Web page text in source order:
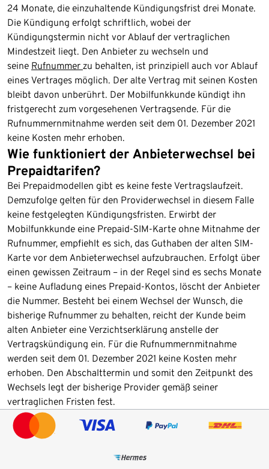
24 Monate, die einzuhaltende Kündigungsfrist drei Monate.
Die Kündigung erfolgt schriftlich, wobei der
Kündigungstermin nicht vor Ablauf der vertraglichen
Mindestzeit liegt. Den Anbieter zu wechseln und
seine Rufnummer zu behalten, ist prinzipiell auch vor Ablauf
eines Vertrages möglich. Der alte Vertrag mit seinen Kosten
bleibt davon unberührt. Der Mobilfunkkunde kündigt ihn
fristgerecht zum vorgesehenen Vertragsende. Für die
Rufnummernmitnahme werden seit dem 01. Dezember 2021
keine Kosten mehr erhoben.
Wie funktioniert der Anbieterwechsel bei
Prepaidtarifen?
Bei Prepaidmodellen gibt es keine feste Vertragslaufzeit.
Demzufolge gelten für den Providerwechsel in diesem Falle
keine festgelegten Kündigungsfristen. Erwirbt der
Mobilfunkkunde eine Prepaid-SIM-Karte ohne Mitnahme der
Rufnummer, empfiehlt es sich, das Guthaben der alten SIM-
Karte vor dem Anbieterwechsel aufzubrauchen. Erfolgt über
einen gewissen Zeitraum – in der Regel sind es sechs Monate
– keine Aufladung eines Prepaid-Kontos, löscht der Anbieter
die Nummer. Besteht bei einem Wechsel der Wunsch, die
bisherige Rufnummer zu behalten, reicht der Kunde beim
alten Anbieter eine Verzichtserklärung anstelle der
Vertragskündigung ein. Für die Rufnummernmitnahme
werden seit dem 01. Dezember 2021 keine Kosten mehr
erhoben. Den Abschalttermin und somit den Zeitpunkt des
Wechsels legt der bisherige Provider gemäß seiner
vertraglichen Fristen fest.